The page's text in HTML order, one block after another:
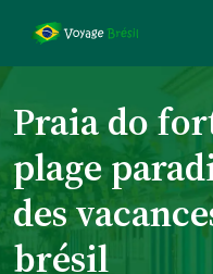
Praia do
plage
des
brésil